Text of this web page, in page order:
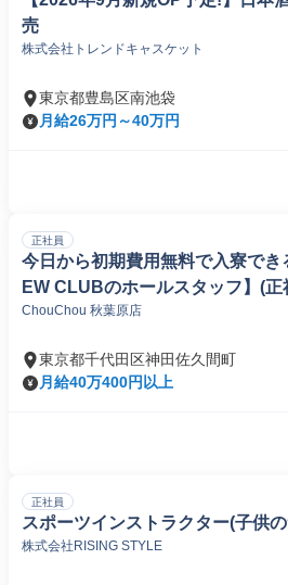
売
株式会社トレンドキャスケット
東京都豊島区南池袋
月給26万円～40万円
正社員
今日から初期費用無料で入寮で
EW CLUBのホールスタッフ】(正
ChouChou 秋葉原店
東京都千代田区神田佐久間町
月給40万400円以上
正社員
スポーツインストラクター(子供
株式会社RISING STYLE